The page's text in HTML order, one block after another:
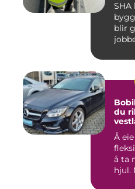
SHA
blir
Bobiler
du
Å
å ta
hjul.